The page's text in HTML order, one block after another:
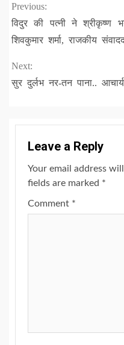
Continue
Reading
Previous:
विदुर की पत्नी ने
शिवकुमार शर्मा, राजकीय
Next:
सुर दुर्लभ नर-तन पाना..
Leave a Reply
Your email address
fields are marked *
Comment *